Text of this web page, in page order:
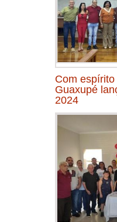
Com
Guaxupé
2024